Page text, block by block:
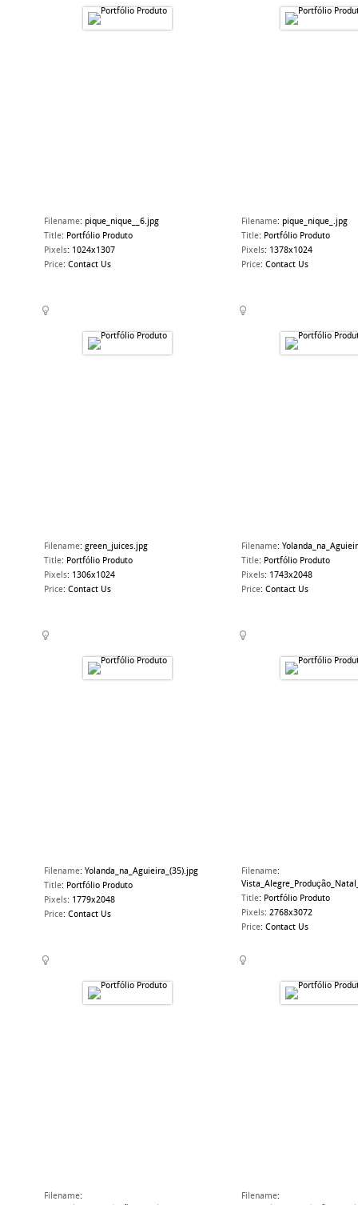
Filename: pique_nique__6.jpg
Title: Portfólio Produto
Pixels: 1024x1307
Price: Contact Us
Filename: pique_nique_.jpg
Title: Portfólio Produto
Pixels: 1378x1024
Price: Contact Us
Filename: green_juices.jpg
Title: Portfólio Produto
Pixels: 1306x1024
Price: Contact Us
Filename:
Title: Portfólio Produto
Pixels: 1743x2048
Price: Contact Us
Filename: Yolanda_na_Aguieira_(35).jpg
Title: Portfólio Produto
Pixels: 1779x2048
Price: Contact Us
Filename:
Title: Portfólio Produto
Pixels: 2768x3072
Price: Contact Us
Filename: Filename: